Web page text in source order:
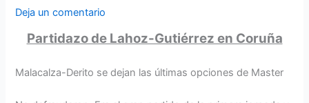
Deja un comentario
Partidazo de Lahoz-Gutiérrez en Coruña
Malacalza-Derito se dejan las últimas opciones de Master